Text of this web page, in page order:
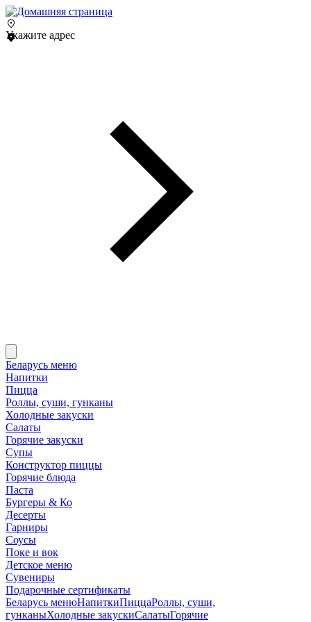
Укажите адрес
Беларусь меню
Напитки
Пицца
Роллы, суши, гунканы
Холодные закуски
Салаты
Горячие закуски
Супы
Конструктор пиццы
Горячие блюда
Паста
Бургеры & Ко
Десерты
Гарниры
Соусы
Поке и вок
Детское меню
Сувениры
Подарочные сертификаты
Беларусь менюНапиткиПиццаРоллы, суши,
гунканыХолодные закускиСалатыГорячие